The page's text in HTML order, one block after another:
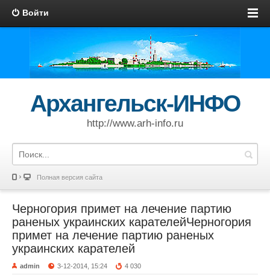
Войти
Архангельск-ИНФО
http://www.arh-info.ru
Полная версия сайта
Черногория примет на лечение партию
раненых украинских карателейЧерногория
примет на лечение партию раненых
украинских карателей
admin 3-12-2014, 15:24 4 030